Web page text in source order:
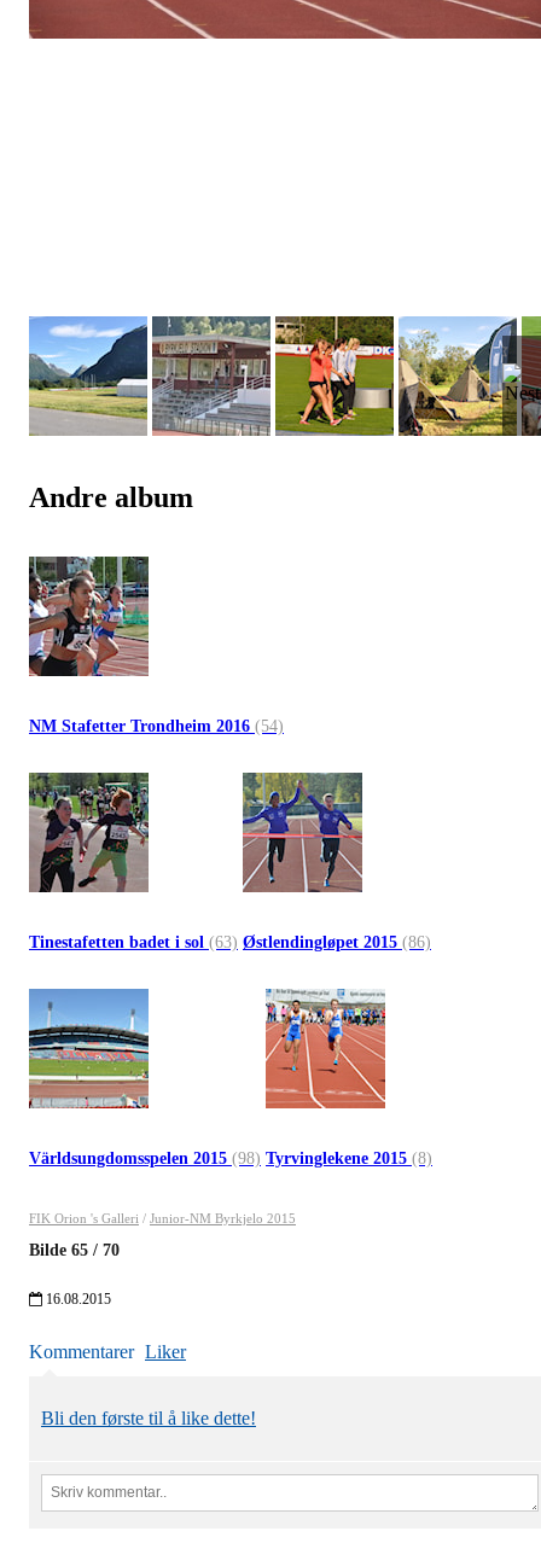
Andre album
NM Stafetter Trondheim 2016 (54)
Tinestafetten badet i sol (63) Østlendingløpet 2015 (86)
Världsungdomsspelen 2015 (98) Tyrvinglekene 2015 (8)
FIK Orion 's Galleri / Junior-NM Byrkjelo 2015
Bilde 65 / 70
16.08.2015
Kommentarer Liker
Bli den første til å like dette!